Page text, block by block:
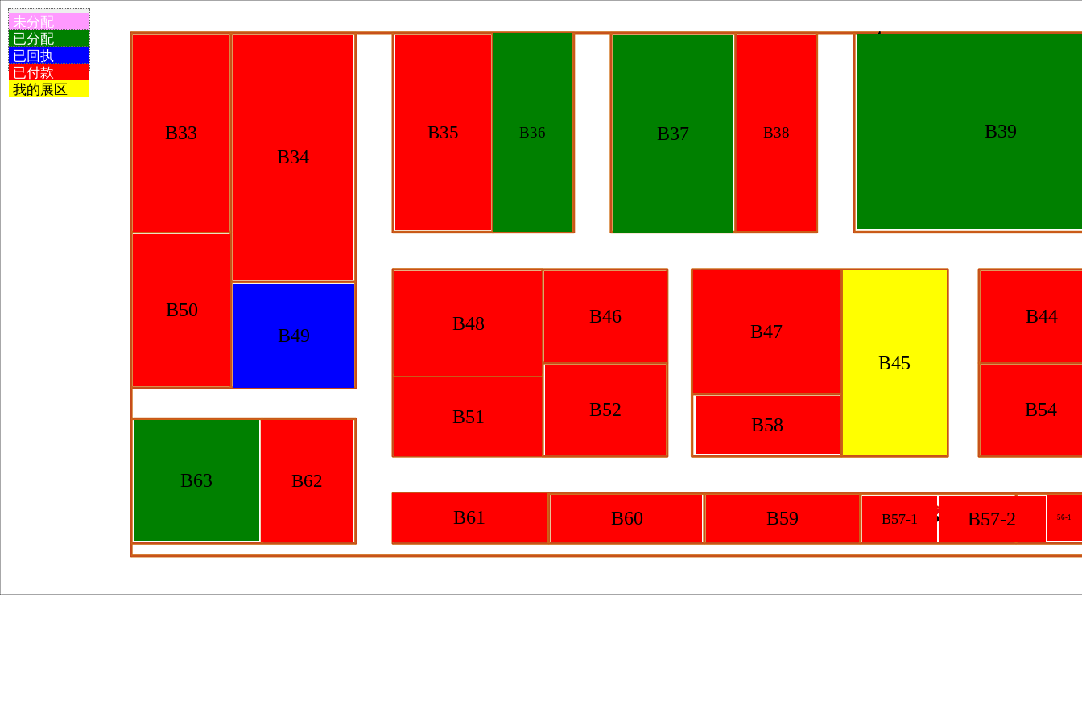
未分配
已分配
已回执
已付款
我的展区
B33
B34
B35 B36 B37 B38 B39
B63 B62
B61 B60 B59
B58
B57-1
B50
B49
B48 B47
B46
B45
B44
B51 B52 B54
B57-2 56-1